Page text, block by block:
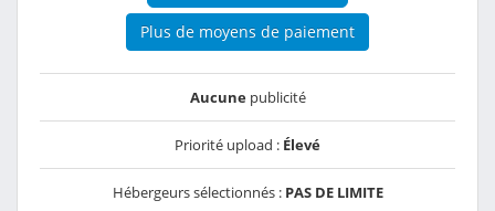
Plus de moyens de paiement
Aucunepublicité
Priorité upload : Élevé
Hébergeurs sélectionnés : PAS DE LIMITE